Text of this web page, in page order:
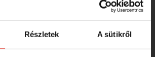
Részletek A sütikről
Reiva Multifunkcionális Fogó
1 990 Ft
1 860 Ft